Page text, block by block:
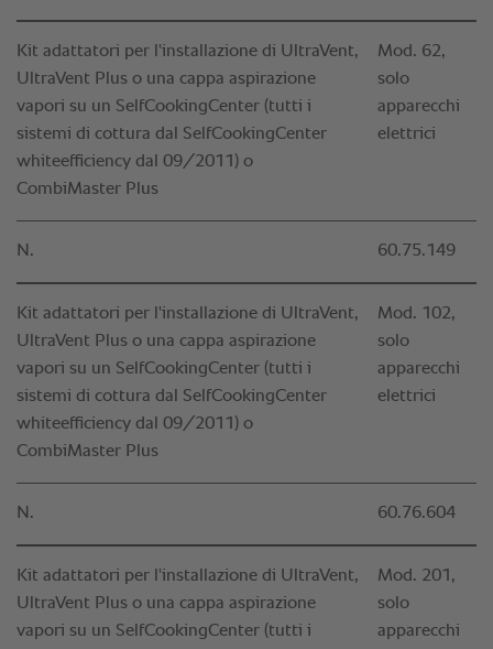
Kit adattatori per l'installazione di UltraVent,
UltraVent Plus o una cappa aspirazione
vapori su un SelfCookingCenter (tutti i
sistemi di cottura dal SelfCookingCenter
whiteefficiency dal 09/2011) o
CombiMaster Plus
Mod. 62,
solo
apparecchi
elettrici
N. 60.75.149
Kit adattatori per l'installazione di UltraVent,
UltraVent Plus o una cappa aspirazione
vapori su un SelfCookingCenter (tutti i
sistemi di cottura dal SelfCookingCenter
whiteefficiency dal 09/2011) o
CombiMaster Plus
Mod. 102,
solo
apparecchi
elettrici
N. 60.76.604
Kit adattatori per l'installazione di UltraVent,
UltraVent Plus o una cappa aspirazione
vapori su un SelfCookingCenter (tutti i
Mod. 201,
solo
apparecchi